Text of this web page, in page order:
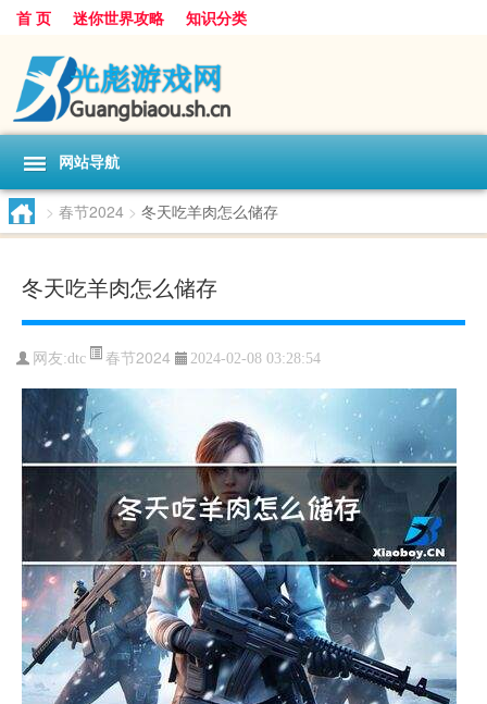
首 页 迷你世界攻略 知识分类
网站导航
> 春节2024 > 冬天吃羊肉怎么储存
冬天吃羊肉怎么储存
网友:dtc 春节2024 2024-02-08 03:28:54